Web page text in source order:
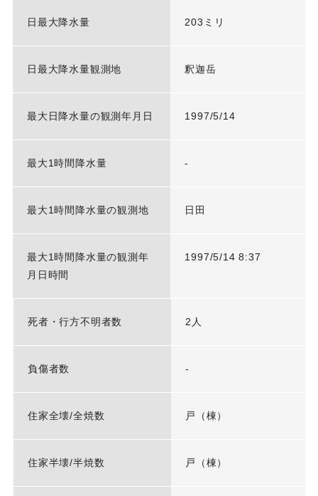
日最大降水量 203ミリ
日最大降水量観測地 釈迦岳
最大日降水量の観測年月日 1997/5/14
最大1時間降水量 -
最大1時間降水量の観測地 日田
最大1時間降水量の観測年
月日時間
1997/5/14 8:37
死者・行方不明者数 2人
負傷者数 -
住家全壊/全焼数 戸（棟）
住家半壊/半焼数 戸（棟）